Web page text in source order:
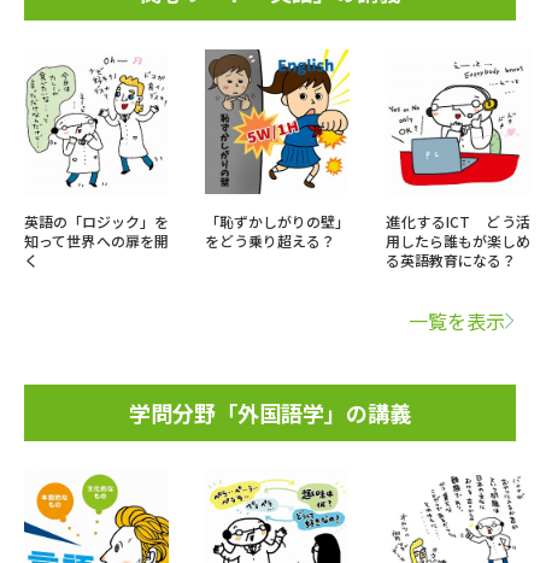
英語の「ロジック」を
知って世界への扉を開
く
「恥ずかしがりの壁」
をどう乗り超える？
進化するICT どう活
用したら誰もが楽しめ
る英語教育になる？
一覧を表示
学問分野「外国語学」の講義